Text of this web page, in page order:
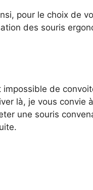
pour le choix de
des souris
impossible de
là, je vous convie
une souris